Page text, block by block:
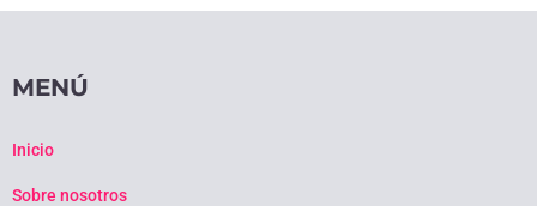
MENÚ
Inicio
Sobre nosotros